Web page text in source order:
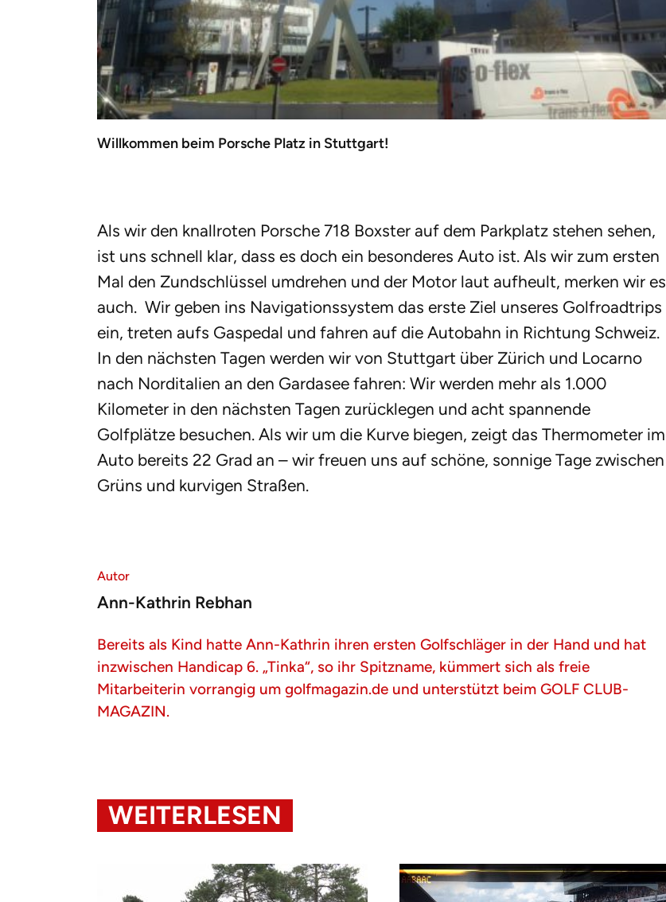
Willkommen beim Porsche Platz in Stuttgart!
Als wir den knallroten Porsche 718 Boxster auf dem Parkplatz stehen sehen,
ist uns schnell klar, dass es doch ein besonderes Auto ist. Als wir zum ersten
Mal den Zundschlüssel umdrehen und der Motor laut aufheult, merken wir es
auch. Wir geben ins Navigationssystem das erste Ziel unseres Golfroadtrips
ein, treten aufs Gaspedal und fahren auf die Autobahn in Richtung Schweiz.
In den nächsten Tagen werden wir von Stuttgart über Zürich und Locarno
nach Norditalien an den Gardasee fahren: Wir werden mehr als 1.000
Kilometer in den nächsten Tagen zurücklegen und acht spannende
Golfplätze besuchen. Als wir um die Kurve biegen, zeigt das Thermometer im
Auto bereits 22 Grad an – wir freuen uns auf schöne, sonnige Tage zwischen
Grüns und kurvigen Straßen.
Autor
Ann-Kathrin Rebhan
Bereits als Kind hatte Ann-Kathrin ihren ersten Golfschläger in der Hand und hat
inzwischen Handicap 6. „Tinka“, so ihr Spitzname, kümmert sich als freie
Mitarbeiterin vorrangig um golfmagazin.de und unterstützt beim GOLF CLUB-
MAGAZIN.
WEITERLESEN